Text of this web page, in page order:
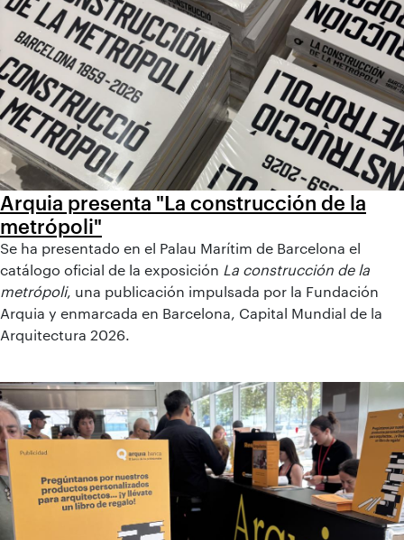
Arquia presenta "La construcción de la
metrópoli"
Se ha presentado en el Palau Marítim de Barcelona el
catálogo oficial de la exposición La construcción de la
metrópoli, una publicación impulsada por la Fundación
Arquia y enmarcada en Barcelona, Capital Mundial de la
Arquitectura 2026.